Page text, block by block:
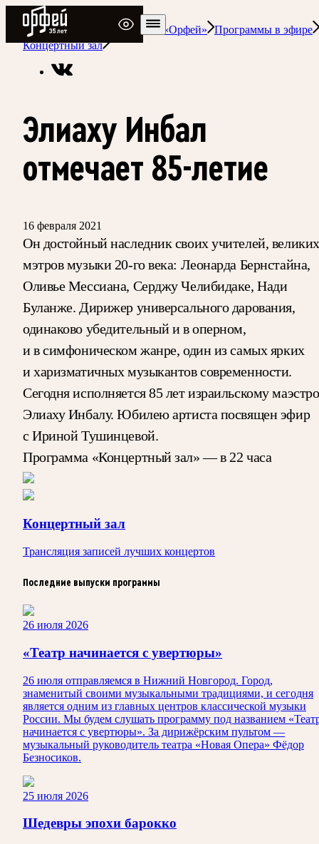
Радио Орфей
Радио классической музыки «Орфей»
Программы в эфире
Концертный зал
Элиаху Инбал
отмечает 85-летие
16 февраля 2021
Он достойный наследник своих учителей, великих
мэтров музыки 20-го века: Леонарда Бернстайна,
Оливье Мессиана, Серджу Челибидаке, Нади
Буланже. Дирижер универсального дарования,
одинаково убедительный и в оперном,
и в симфоническом жанре, один из самых ярких
и харизматичных музыкантов современности.
Сегодня исполняется 85 лет израильскому маэстро
Элиаху Инбалу. Юбилею артиста посвящен эфир
с Ириной Тушинцевой.
Программа «Концертный зал» — в 22 часа
Концертный зал
Трансляция записей лучших концертов
Последние выпуски программы
26 июля 2026
«Театр начинается с увертюры»
26 июля отправляемся в Нижний Новгород. Город,
знаменитый своими музыкальными традициями, и сегодня
является одним из главных центров классической музыки
России. Мы будем слушать программу под названием
начинается с увертюры». За дирижёрским пультом —
музыкальный руководитель театра «Новая Опера» Фёдор
Безносиков.
25 июля 2026
Шедевры эпохи барокко